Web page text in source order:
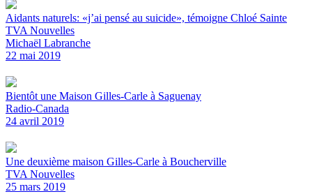
Aidants naturels: «j’ai pensé au suicide», témoigne Chloé Sainte
TVA Nouvelles
Michaël Labranche
22 mai 2019
Bientôt une Maison Gilles-Carle à Saguenay
Radio-Canada
24 avril 2019
Une deuxième maison Gilles-Carle à Boucherville
TVA Nouvelles
25 mars 2019